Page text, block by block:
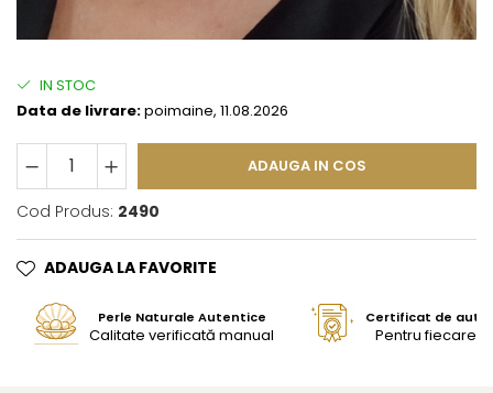
IN STOC
Data de livrare:poimaine, 11.08.2026
ADAUGA IN COS
Cod Produs: 2490
ADAUGA LA FAVORITE
Perle Naturale Autentice
Calitate verificată manual
Certificat de
Pentru fiecare